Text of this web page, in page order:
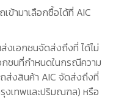
ข้ามาเลือกซื้อได้ที่ AIC
งเอกชนจัดส่งถึงที่ ได้ไม่
กชนที่กำหนดในกรณีความ
ถส่งสินค้า AIC จัดส่งถึงที่
งเทพและปริมณฑล) หรือ